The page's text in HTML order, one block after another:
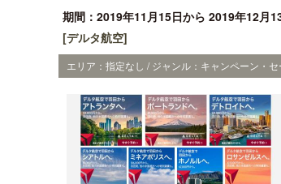
期間：2019年11月15日から 2019年12月
[デルタ航空]
エリア：指定なし / ジャンル：キャンペーン・